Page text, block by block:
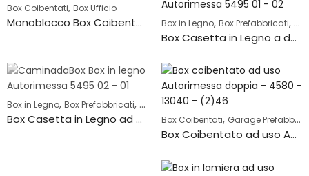
Box Coibentati, Box Ufficio
Monoblocco Box Coibentato ad uso Ufficio – 3079 Box in Legno, Box Prefabbricati,
Box Casetta in Legno a due falde ad uso ripostiglio – 5495-1
Box in Legno, Box Prefabbricati, Casette Prefabbricate
Box Casetta in Legno ad una falda ad uso deposito – 5495-2 Box Coibentati, Garage Prefabbricati
Box Coibentato ad uso Autorimessa – 4580